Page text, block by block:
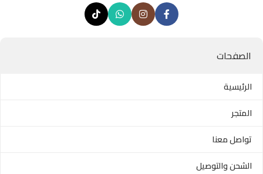
الصفحات
الرئيسية
المتجر
تواصل معنا
الشحن والتوصيل